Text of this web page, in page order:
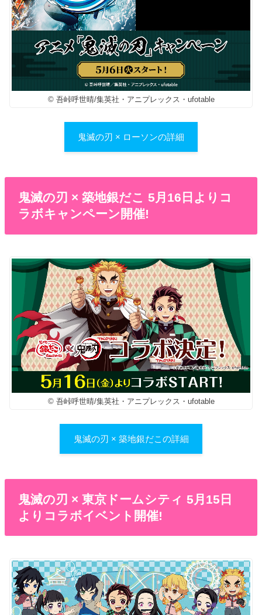
© 吾峠呼世晴/集英社・アニプレックス・ufotable
鬼滅の刃 × ローソンの詳細
鬼滅の刃 × 築地銀だこ 5月16日よりコ
ラボキャンペーン開催!
© 吾峠呼世晴/集英社・アニプレックス・ufotable
鬼滅の刃 × 築地銀だこの詳細
鬼滅の刃 × 東京ドームシティ 5月15日
よりコラボイベント開催!